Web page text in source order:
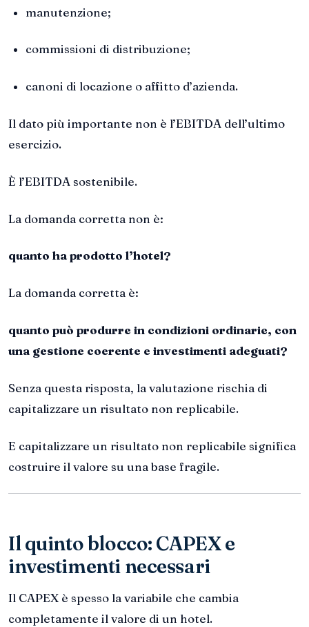
manutenzione;
commissioni di distribuzione;
canoni di locazione o affitto d’azienda.
Il dato più importante non è l’EBITDA dell’ultimo
esercizio.
È l’EBITDA sostenibile.
La domanda corretta non è:
quanto ha prodotto l’hotel?
La domanda corretta è:
quanto può produrre in condizioni ordinarie, con
una gestione coerente e investimenti adeguati?
Senza questa risposta, la valutazione rischia di
capitalizzare un risultato non replicabile.
E capitalizzare un risultato non replicabile significa
costruire il valore su una base fragile.
Il quinto blocco: CAPEX e
investimenti necessari
Il CAPEX è spesso la variabile che cambia
completamente il valore di un hotel.